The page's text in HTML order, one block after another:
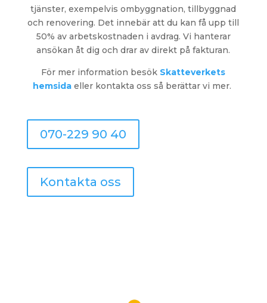
tjänster, exempelvis ombyggnation, tillbyggnad
och renovering. Det innebär att du kan få upp till
50% av arbetskostnaden i avdrag. Vi hanterar
ansökan åt dig och drar av direkt på fakturan.
För mer information besök Skatteverkets
hemsida eller kontakta oss så berättar vi mer.
070-229 90 40
Kontakta oss